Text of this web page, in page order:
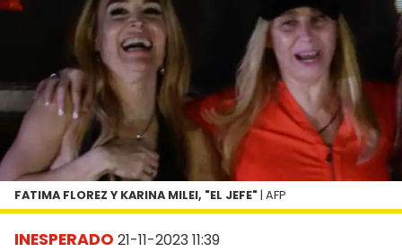
INESPERADO 21-11-2023 11:39
FATIMA FLOREZ Y KARINA MILEI, "EL JEFE" | AFP